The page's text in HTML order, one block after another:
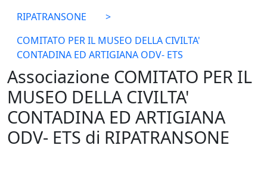
RIPATRANSONE
>
COMITATO PER IL MUSEO DELLA CIVILTA'
CONTADINA ED ARTIGIANA ODV- ETS
Associazione COMITATO PER IL
MUSEO DELLA CIVILTA'
CONTADINA ED ARTIGIANA
ODV- ETS di RIPATRANSONE